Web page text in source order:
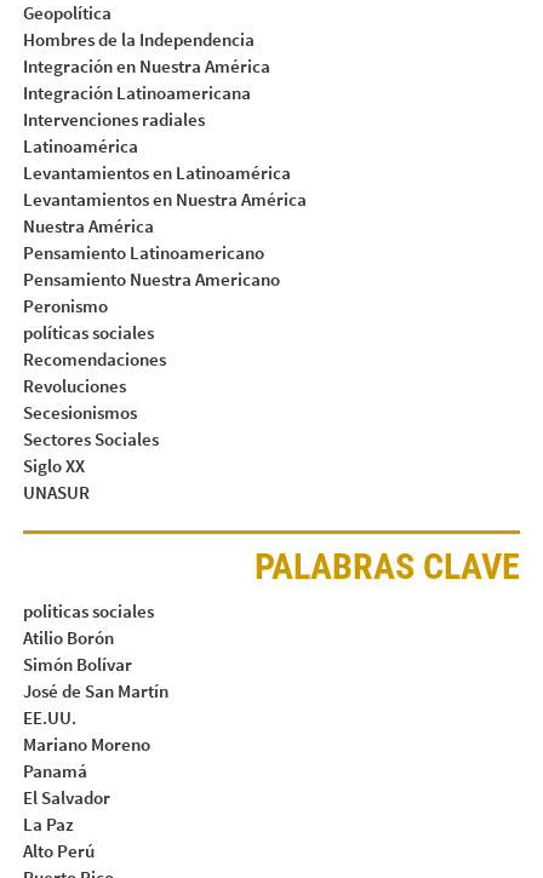
Geopolítica
Hombres de la Independencia
Integración en Nuestra América
Integración Latinoamericana
Intervenciones radiales
Latinoamérica
Levantamientos en Latinoamérica
Levantamientos en Nuestra América
Nuestra América
Pensamiento Latinoamericano
Pensamiento Nuestra Americano
Peronismo
políticas sociales
Recomendaciones
Revoluciones
Secesionismos
Sectores Sociales
Siglo XX
UNASUR
PALABRAS CLAVE
politicas sociales
Atilio Borón
Simón Bolívar
José de San Martín
EE.UU.
Mariano Moreno
Panamá
El Salvador
La Paz
Alto Perú